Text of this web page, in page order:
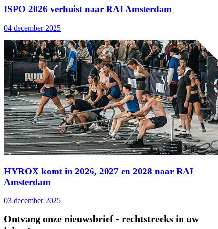
ISPO 2026 verhuist naar RAI Amsterdam
04 december 2025
HYROX komt in 2026, 2027 en 2028 naar RAI
Amsterdam
03 december 2025
Ontvang onze nieuwsbrief - rechtstreeks in uw